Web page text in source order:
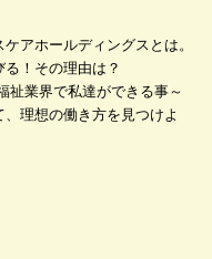
アホールディングスとは。
！その理由は？
祉業界で私達ができる事～
理想の働き方を見つけよ